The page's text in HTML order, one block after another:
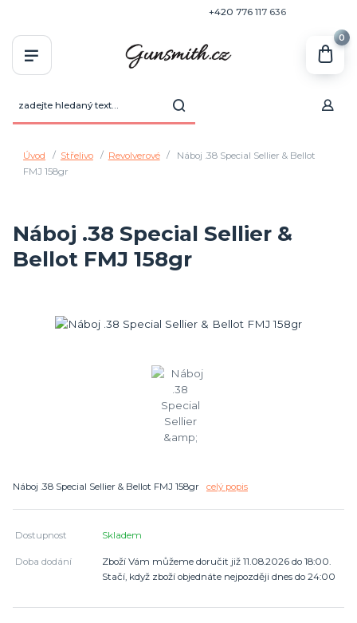
+420 776 117 636
0
Úvod Střelivo Revolverové
Náboj .38 Special Sellier & Bellot
FMJ 158gr
Náboj .38 Special Sellier &
Bellot FMJ 158gr
Náboj .38 Special Sellier & Bellot FMJ 158gr celý popis
Dostupnost Skladem
Doba dodání
Zboží Vám můžeme doručit již 11.08.2026 do 18:00.
Stačí, když zboží objednáte nejpozději dnes do 24:00